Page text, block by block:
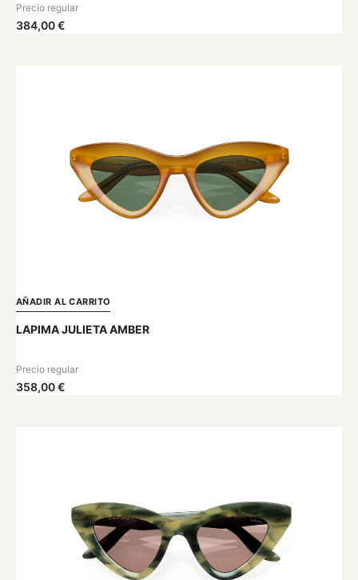
Precio regular
384,00 €
AÑADIR AL CARRITO
LAPIMA JULIETA AMBER
Precio regular
358,00 €